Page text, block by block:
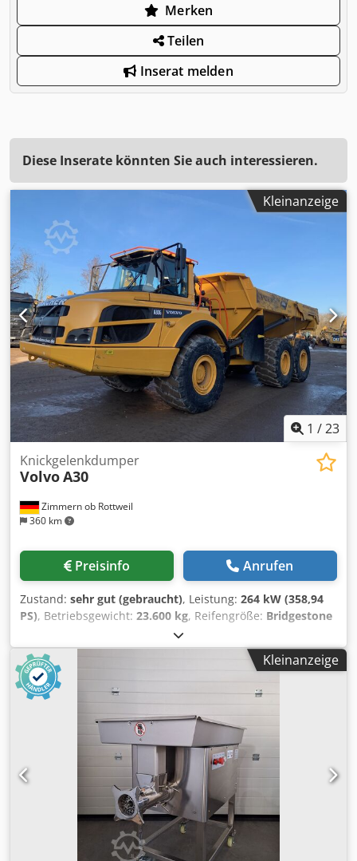
Merken
Teilen
Inserat melden
Diese Inserate könnten Sie auch interessieren.
Kleinanzeige
1 /23
Zimmern ob Rottweil
360 km
Knickgelenkdumper
VolvoA30
Preisinfo Anrufen
Zustand: sehr gut (gebraucht), Leistung: 264 kW (358,94
PS), Betriebsgewicht: 23.600 kg, Reifengröße: Bridgestone
70 %
Betriebsstunden:1.710 h, Ausstattung:Klimaanlage,
VOLVO A30G Baujahr: 2023 Betriebsstunden: 1.710 std.
Geschlossene Kabine Klimaanlage Rückfahrkamera Radio
Zentralschmierung Muldenheizung Heckklappe
Bridgestone Reifen 30/65R25 ca 70% erhalten VOLVO D11M
Motor mit 264kW CE Abmessungen für Transport L/B/H -
10.5 x 3 x 3.4m Dwedpfx Adjya U Unegsa Einsatzgewicht:
23,6 to.
Kleinanzeige